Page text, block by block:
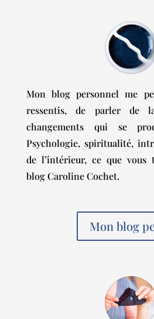
Mon blog personnel me
ressentis, de parler de
changements qui se
Psychologie, spiritualité,
de l’intérieur, ce que vous
blog Caroline Cochet.
Mon blog